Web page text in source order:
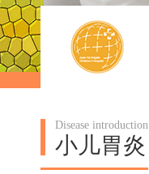
Disease introduction
小儿胃炎